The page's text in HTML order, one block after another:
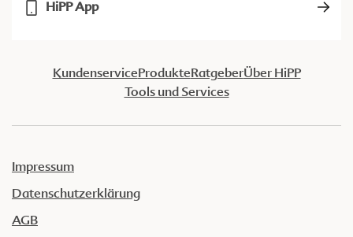
HiPP App
KundenserviceProdukteRatgeberÜber HiPP
Tools und Services
Impressum
Datenschutzerklärung
AGB